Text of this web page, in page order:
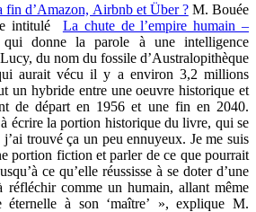
fin d’Amazon, Airbnb et Über ?M. Bouée
intitulé La chute de l’empire humain –
qui donne la parole à une intelligence
du nom du fossile d’Australopithèque
aurait vécu il y a environ 3,2 millions
un hybride entre une oeuvre historique et
de départ en 1956 et une fin en 2040.
écrire la portion historique du livre, qui se
trouvé ça un peu ennuyeux. Je me suis
portion fiction et parler de ce que pourrait
ce qu’elle réussisse à se doter d’une
réfléchir comme un humain, allant même
éternelle à son ‘maître’ », explique M.